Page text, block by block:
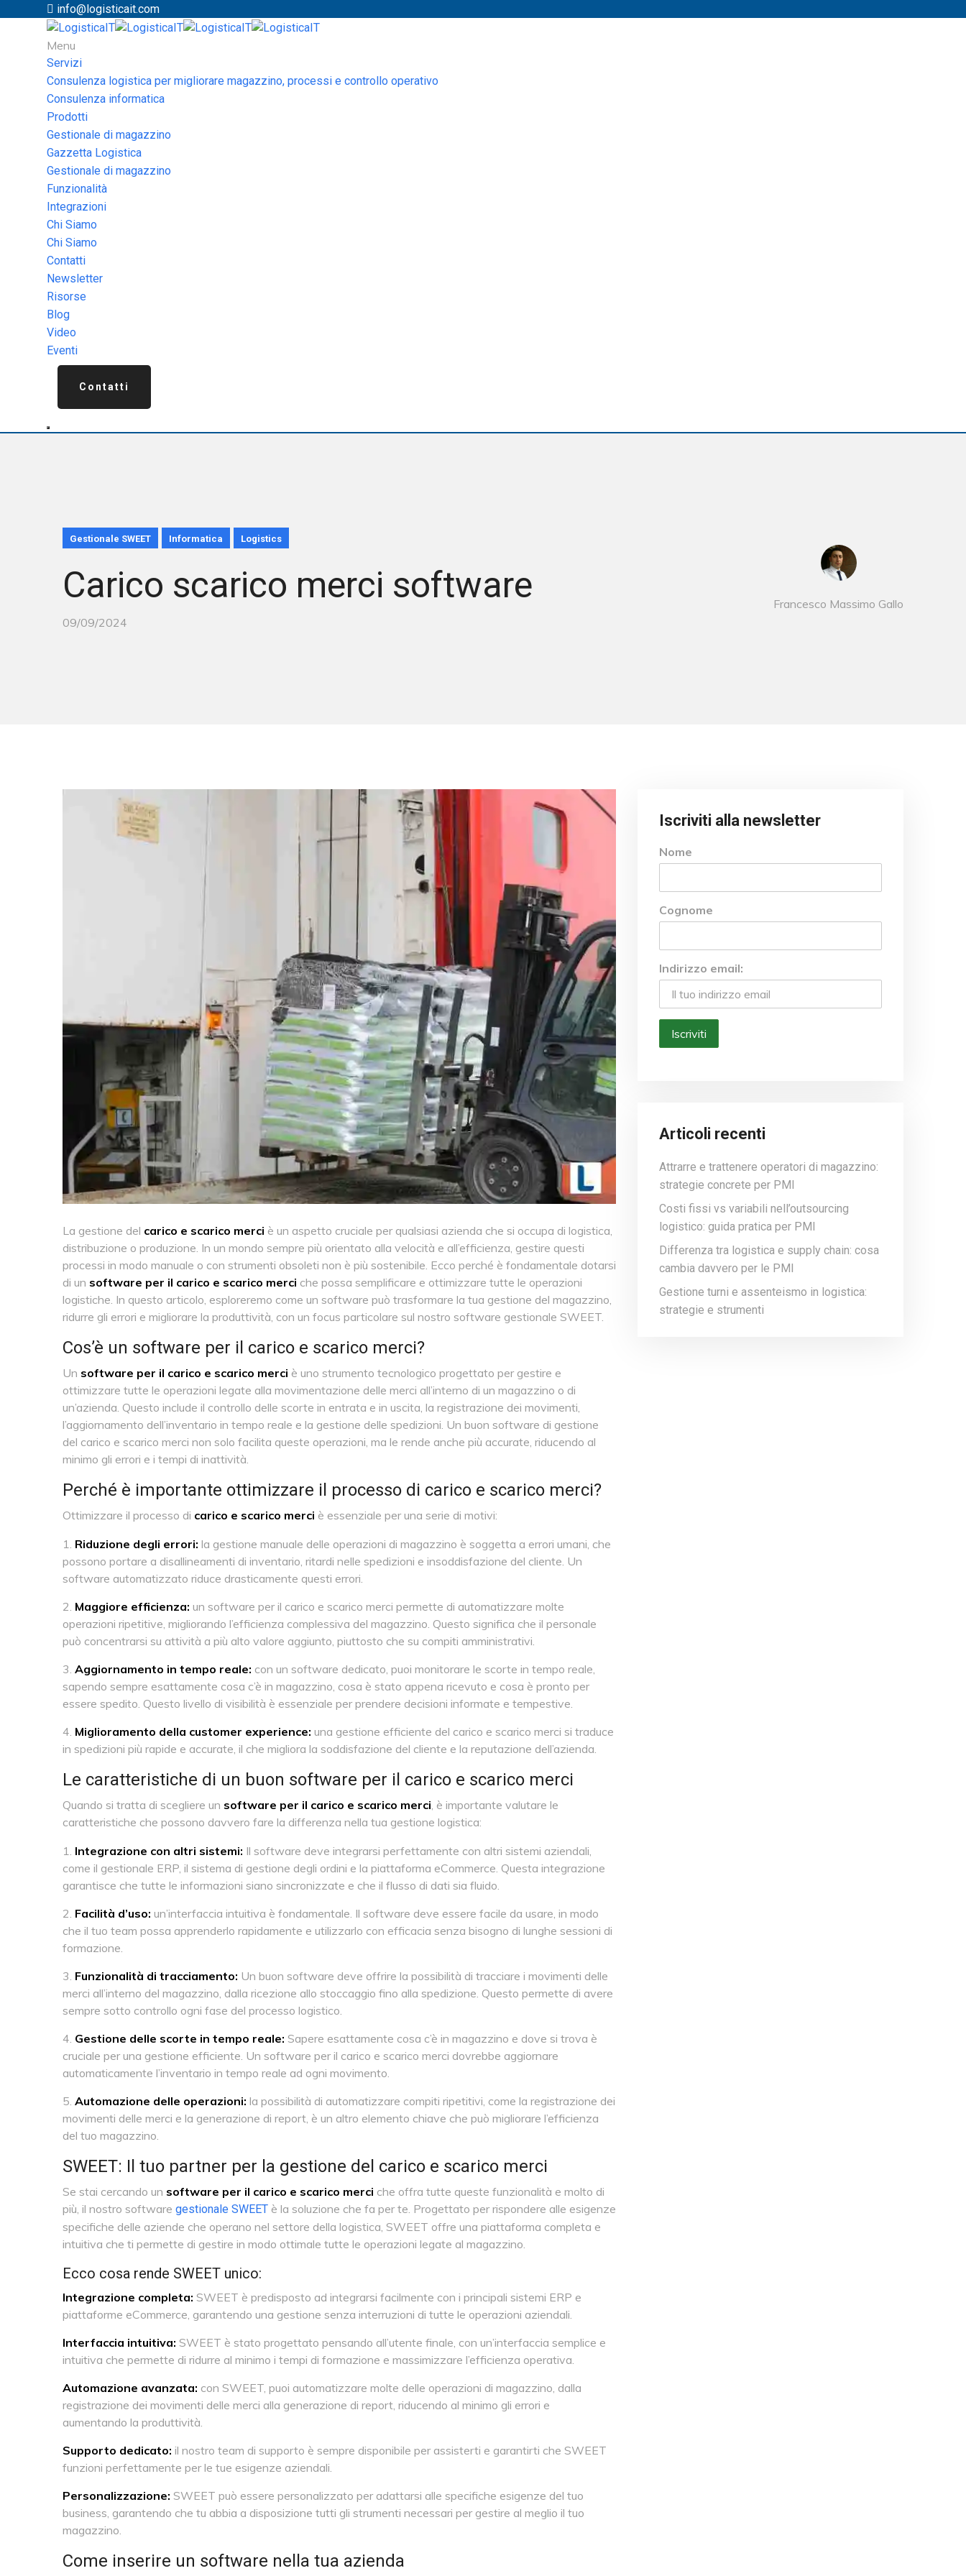
info@logisticait.com
Menu
Servizi
Consulenza logistica per migliorare magazzino, processi e controllo operativo
Consulenza informatica
Prodotti
Gestionale di magazzino
Gazzetta Logistica
Gestionale di magazzino
Funzionalità
Integrazioni
Chi Siamo
Chi Siamo
Contatti
Newsletter
Risorse
Blog
Video
Eventi
Contatti
Gestionale SWEET Informatica Logistics
Carico scarico merci software
09/09/2024
Francesco Massimo Gallo
La gestione del carico e scarico merci è un aspetto cruciale per qualsiasi azienda che si occupa di logistica,
distribuzione o produzione. In un mondo sempre più orientato alla velocità e all’efficienza, gestire questi
processi in modo manuale o con strumenti obsoleti non è più sostenibile. Ecco perché è fondamentale dotarsi
di un software per il carico e scarico merci che possa semplificare e ottimizzare tutte le operazioni
logistiche. In questo articolo, esploreremo come un software può trasformare la tua gestione del magazzino,
ridurre gli errori e migliorare la produttività, con un focus particolare sul nostro software gestionale SWEET.
Cos’è un software per il carico e scarico merci?
Un software per il carico e scarico merci è uno strumento tecnologico progettato per gestire e
ottimizzare tutte le operazioni legate alla movimentazione delle merci all’interno di un magazzino o di
un’azienda. Questo include il controllo delle scorte in entrata e in uscita, la registrazione dei movimenti,
l’aggiornamento dell’inventario in tempo reale e la gestione delle spedizioni. Un buon software di gestione
del carico e scarico merci non solo facilita queste operazioni, ma le rende anche più accurate, riducendo al
minimo gli errori e i tempi di inattività.
Perché è importante ottimizzare il processo di carico e scarico merci?
Ottimizzare il processo di carico e scarico merci è essenziale per una serie di motivi:
Riduzione degli errori: la gestione manuale delle operazioni di magazzino è soggetta a errori umani, che
possono portare a disallineamenti di inventario, ritardi nelle spedizioni e insoddisfazione del cliente. Un
software automatizzato riduce drasticamente questi errori.
Maggiore efficienza: un software per il carico e scarico merci permette di automatizzare molte
operazioni ripetitive, migliorando l’efficienza complessiva del magazzino. Questo significa che il personale
può concentrarsi su attività a più alto valore aggiunto, piuttosto che su compiti amministrativi.
Aggiornamento in tempo reale: con un software dedicato, puoi monitorare le scorte in tempo reale,
sapendo sempre esattamente cosa c’è in magazzino, cosa è stato appena ricevuto e cosa è pronto per
essere spedito. Questo livello di visibilità è essenziale per prendere decisioni informate e tempestive.
Miglioramento della customer experience: una gestione efficiente del carico e scarico merci si traduce
in spedizioni più rapide e accurate, il che migliora la soddisfazione del cliente e la reputazione dell’azienda.
Le caratteristiche di un buon software per il carico e scarico merci
Quando si tratta di scegliere un software per il carico e scarico merci, è importante valutare le
caratteristiche che possono davvero fare la differenza nella tua gestione logistica:
Integrazione con altri sistemi: Il software deve integrarsi perfettamente con altri sistemi aziendali,
come il gestionale ERP, il sistema di gestione degli ordini e la piattaforma eCommerce. Questa integrazione
garantisce che tutte le informazioni siano sincronizzate e che il flusso di dati sia fluido.
Facilità d’uso: un’interfaccia intuitiva è fondamentale. Il software deve essere facile da usare, in modo
che il tuo team possa apprenderlo rapidamente e utilizzarlo con efficacia senza bisogno di lunghe sessioni di
formazione.
Funzionalità di tracciamento: Un buon software deve offrire la possibilità di tracciare i movimenti delle
merci all’interno del magazzino, dalla ricezione allo stoccaggio fino alla spedizione. Questo permette di avere
sempre sotto controllo ogni fase del processo logistico.
Gestione delle scorte in tempo reale: Sapere esattamente cosa c’è in magazzino e dove si trova è
cruciale per una gestione efficiente. Un software per il carico e scarico merci dovrebbe aggiornare
automaticamente l’inventario in tempo reale ad ogni movimento.
Automazione delle operazioni: la possibilità di automatizzare compiti ripetitivi, come la registrazione dei
movimenti delle merci e la generazione di report, è un altro elemento chiave che può migliorare l’efficienza
del tuo magazzino.
SWEET: Il tuo partner per la gestione del carico e scarico merci
Se stai cercando un software per il carico e scarico merci che offra tutte queste funzionalità e molto di
più, il nostro software gestionale SWEET è la soluzione che fa per te. Progettato per rispondere alle esigenze
specifiche delle aziende che operano nel settore della logistica, SWEET offre una piattaforma completa e
intuitiva che ti permette di gestire in modo ottimale tutte le operazioni legate al magazzino.
Ecco cosa rende SWEET unico:
Integrazione completa: SWEET è predisposto ad integrarsi facilmente con i principali sistemi ERP e
piattaforme eCommerce, garantendo una gestione senza interruzioni di tutte le operazioni aziendali.
Interfaccia intuitiva: SWEET è stato progettato pensando all’utente finale, con un’interfaccia semplice e
intuitiva che permette di ridurre al minimo i tempi di formazione e massimizzare l’efficienza operativa.
Automazione avanzata: con SWEET, puoi automatizzare molte delle operazioni di magazzino, dalla
registrazione dei movimenti delle merci alla generazione di report, riducendo al minimo gli errori e
aumentando la produttività.
Supporto dedicato: il nostro team di supporto è sempre disponibile per assisterti e garantirti che SWEET
funzioni perfettamente per le tue esigenze aziendali.
Personalizzazione: SWEET può essere personalizzato per adattarsi alle specifiche esigenze del tuo
business, garantendo che tu abbia a disposizione tutti gli strumenti necessari per gestire al meglio il tuo
magazzino.
Come inserire un software nella tua azienda
Iscriviti alla newsletter
Nome
Cognome
Indirizzo email:
Articoli recenti
Attrarre e trattenere operatori di magazzino:
strategie concrete per PMI
Costi fissi vs variabili nell’outsourcing
logistico: guida pratica per PMI
Differenza tra logistica e supply chain: cosa
cambia davvero per le PMI
Gestione turni e assenteismo in logistica:
strategie e strumenti